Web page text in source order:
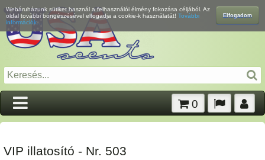
Elfogadom
Webáruházunk sütiket használ a felhasználói élmény fokozása céljából. Az
oldal további böngészésével elfogadja a cookie-k használatát! További
információk...
0
VIP illatosító - Nr. 503